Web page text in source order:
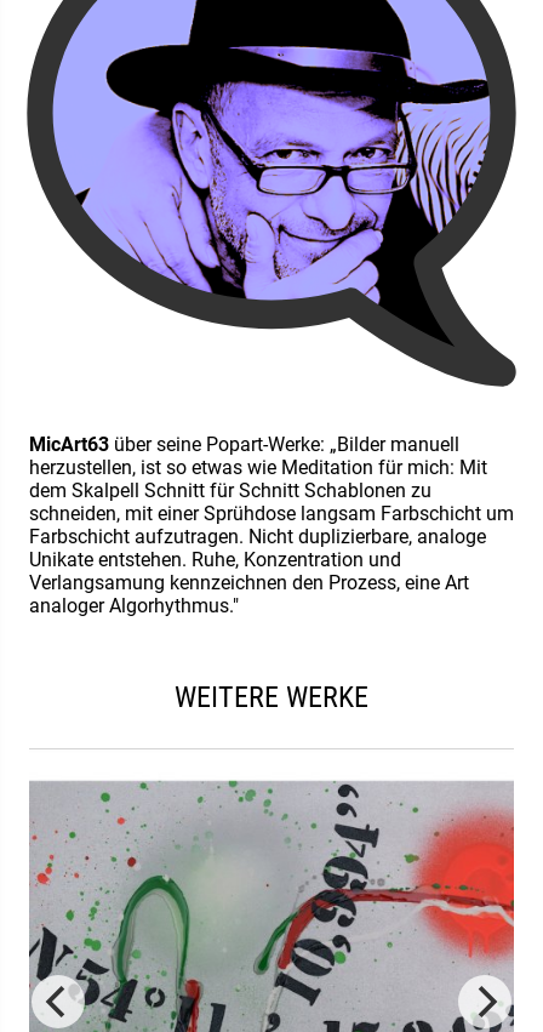
MicArt63 über seine Popart-Werke: „Bilder manuell
herzustellen, ist so etwas wie Meditation für mich: Mit
dem Skalpell Schnitt für Schnitt Schablonen zu
schneiden, mit einer Sprühdose langsam Farbschicht um
Farbschicht aufzutragen. Nicht duplizierbare, analoge
Unikate entstehen. Ruhe, Konzentration und
Verlangsamung kennzeichnen den Prozess, eine Art
analoger Algorhythmus."
WEITERE WERKE